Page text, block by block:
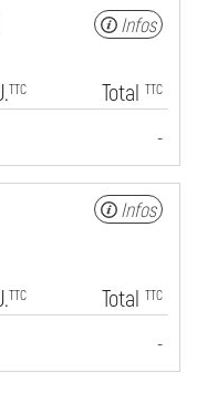
Infos
TTC Total TTC
-
Infos
TTC Total TTC
-